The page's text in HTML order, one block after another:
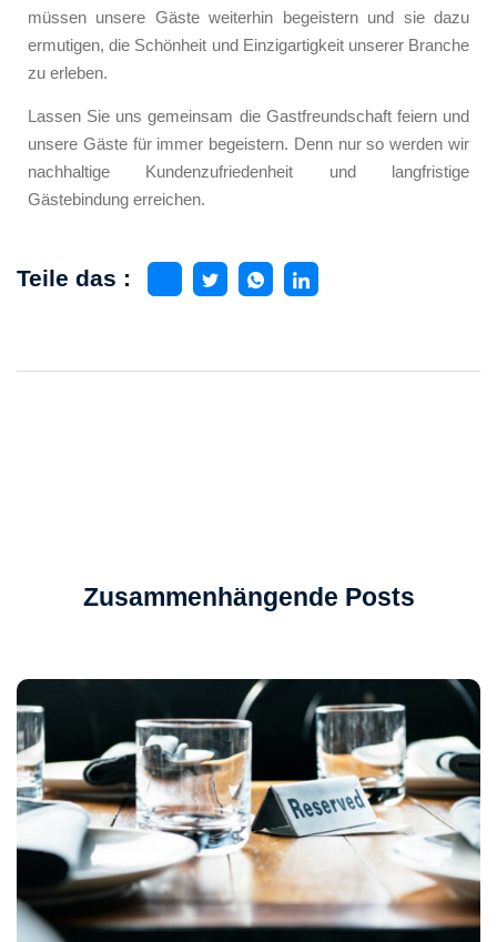
müssen unsere Gäste weiterhin begeistern und sie dazu
ermutigen, die Schönheit und Einzigartigkeit unserer Branche
zu erleben.
Lassen Sie uns gemeinsam die Gastfreundschaft feiern und
unsere Gäste für immer begeistern. Denn nur so werden wir
nachhaltige Kundenzufriedenheit und langfristige
Gästebindung erreichen.
Teile das :
Zusammenhängende Posts